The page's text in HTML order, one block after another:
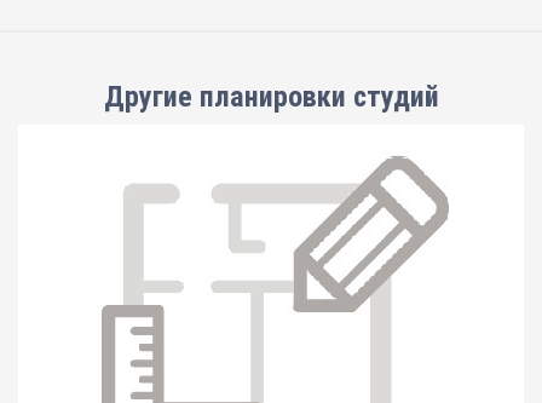
Другие планировки студий